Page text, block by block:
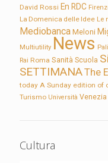
David Rossi En RDC
La Domenica delle Idee Le
Mediobanca Meloni
Multiutility News
Rai Roma Sanità Scuola
SETTIMANAThe
today A Sunday edition of
Turismo Università Venezia
Cultura